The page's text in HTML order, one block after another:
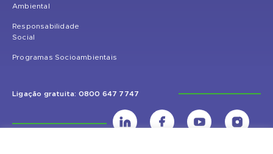
Ambiental
Responsabilidade
Social
Programas Socioambientais
Ligação gratuita: 0800 647 7747